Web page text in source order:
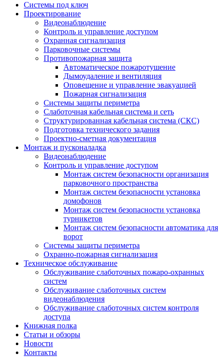
Системы под ключ
Проектирование
Видеонаблюдение
Контроль и управление доступом
Охранная сигнализация
Парковочные системы
Противопожарная защита
Автоматическое пожаротушение
Дымоудаление и вентиляция
Оповещение и управление эвакуацией
Пожарная сигнализация
Системы защиты периметра
Слаботочная кабельная система и сеть
Структурированная кабельная система (СКС)
Подготовка технического задания
Проектно-сметная документация
Монтаж и пусконаладка
Видеонаблюдение
Контроль и управление доступом
Монтаж систем безопасности организация
парковочного пространства
Монтаж систем безопасности установка
домофонов
Монтаж систем безопасности установка
турникетов
Монтаж систем безопасности автоматика для
ворот
Системы защиты периметра
Охранно-пожарная сигнализация
Техническое обслуживание
Обслуживание слаботочных пожаро-охранных
систем
Обслуживание слаботочных систем
видеонаблюдения
Обслуживание слаботочных систем контроля
доступа
Книжная полка
Статьи и обзоры
Новости
Контакты